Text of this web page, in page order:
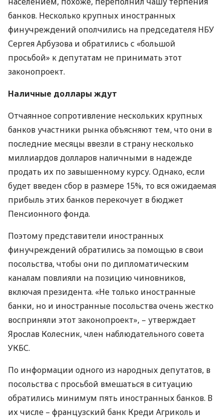
банков. Несколько крупных иностранных
финучреждений ополчились на председателя НБУ
Сергея Арбузова и обратились с «большой
просьбой» к депутатам не принимать этот
законопроект.
Наличные доллары ждут
Отчаянное сопротивление нескольких крупных
банков участники рынка объясняют тем, что они в
последние месяцы ввезли в страну несколько
миллиардов долларов наличными в надежде
продать их по завышенному курсу. Однако, если
будет введен сбор в размере 15%, то вся ожидаемая
прибыль этих банков перекочует в бюджет
Пенсионного фонда.
Поэтому представители иностранных
финучреждений обратились за помощью в свои
посольства, чтобы они по дипломатическим
каналам повлияли на позицию чиновников,
включая президента. «Не только иностранные
банки, но и иностранные посольства очень жестко
восприняли этот законопроект», – утверждает
Ярослав Колесник, член наблюдательного совета
УКБС.
По информации одного из народных депутатов, в
посольства с просьбой вмешаться в ситуацию
обратились минимум пять иностранных банков. В
их числе – французский банк Креди Агриколь и